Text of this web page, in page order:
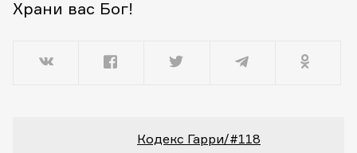
Храни вас Бог!
Кодекс Гарри/#118